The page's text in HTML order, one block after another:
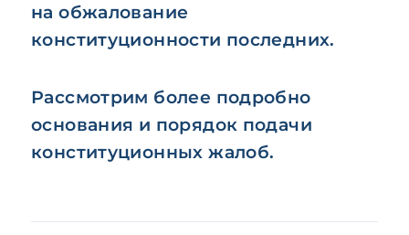
на обжалование
конституционности последних.
Рассмотрим более подробно
основания и порядок подачи
конституционных жалоб.